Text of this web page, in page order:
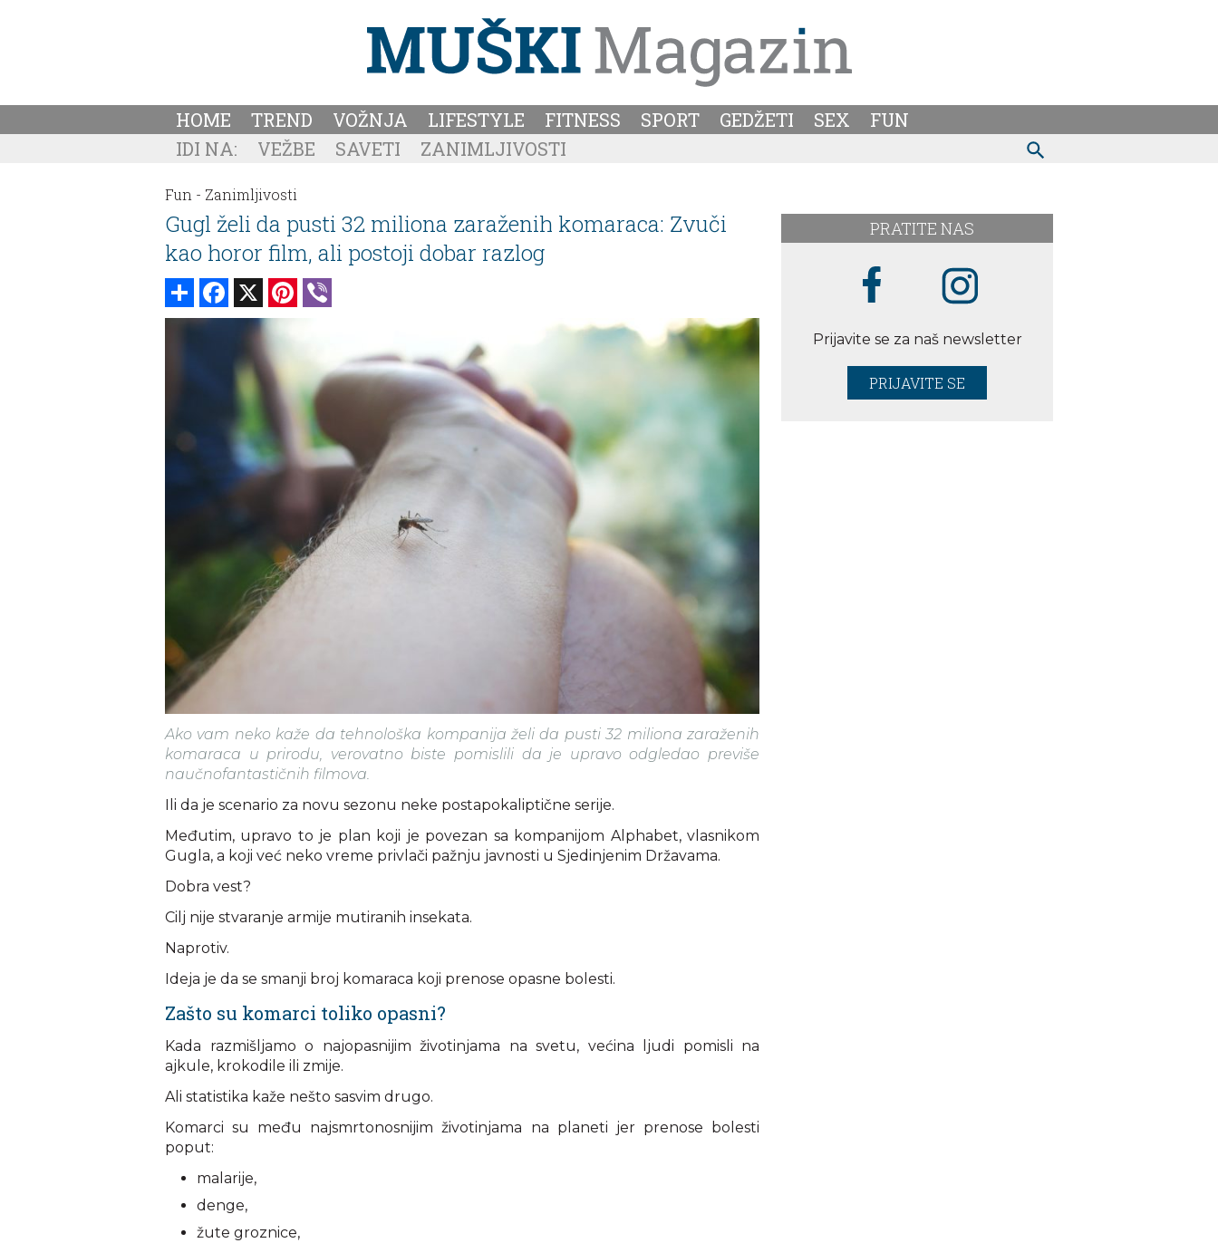
HOME TREND VOŽNJA LIFESTYLE FITNESS SPORT GEDŽETI SEX
FUN
IDI NA:
VEŽBE SAVETI ZANIMLJIVOSTI
Fun - Zanimljivosti
Gugl želi da pusti 32 miliona zaraženih komaraca: Zvuči
kao horor film, ali postoji dobar razlog
Share Facebook Pinterest
Ako vam neko kaže da tehnološka kompanija želi da pusti 32 miliona zaraženih
komaraca u prirodu, verovatno biste pomislili da je upravo odgledao previše
naučnofantastičnih filmova.
Ili da je scenario za novu sezonu neke postapokaliptične serije.
Međutim, upravo to je plan koji je povezan sa kompanijom Alphabet, vlasnikom
Gugla, a koji već neko vreme privlači pažnju javnosti u Sjedinjenim Državama.
Dobra vest?
Cilj nije stvaranje armije mutiranih insekata.
Naprotiv.
Ideja je da se smanji broj komaraca koji prenose opasne bolesti.
Zašto su komarci toliko opasni?
Kada razmišljamo o najopasnijim životinjama na svetu, većina ljudi pomisli na
ajkule, krokodile ili zmije.
Ali statistika kaže nešto sasvim drugo.
Komarci su među najsmrtonosnijim životinjama na planeti jer prenose bolesti
poput:
malarije,
denge,
žute groznice,
PRATITE NAS
Prijavite se za naš newsletter
PRIJAVITE SE